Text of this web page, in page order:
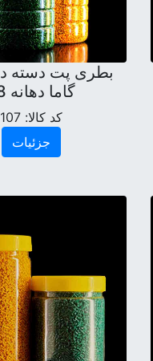
گاما دهانه 28
کد کالا:107
جزئیات